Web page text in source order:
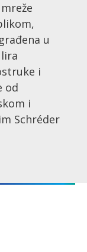
u
i
od
i
Schréder